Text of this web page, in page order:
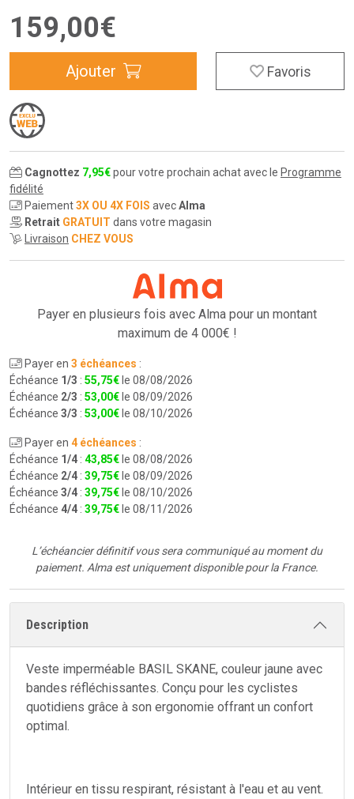
159,00€
Ajouter Favoris
Cagnottez 7,95€pour votre prochain achat avec le Programme
fidélité
Paiement3X OU 4X FOIS avecAlma
Retrait GRATUIT dans votre magasin
Livraison CHEZ VOUS
Payer en plusieurs fois avec Alma pour un montant
maximum de 4 000€ !
Payer en 3 échéances :
Échéance 1/3 : 55,75€ le 08/08/2026
Échéance 2/3 : 53,00€ le 08/09/2026
Échéance 3/3 : 53,00€ le 08/10/2026
Payer en 4 échéances :
Échéance 1/4 : 43,85€ le 08/08/2026
Échéance 2/4 : 39,75€ le 08/09/2026
Échéance 3/4 : 39,75€ le 08/10/2026
Échéance 4/4 : 39,75€ le 08/11/2026
L’échéancier définitif vous sera communiqué au moment du
paiement. Alma est uniquement disponible pour la France.
Description
Veste imperméable BASIL SKANE, couleur jaune avec
bandes réfléchissantes. Conçu pour les cyclistes
quotidiens grâce à son ergonomie offrant un confort
optimal.
Intérieur en tissu respirant, résistant à l'eau et au vent.